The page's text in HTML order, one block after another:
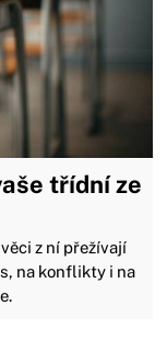
třídní ze
z ní přežívají
na konflikty i na